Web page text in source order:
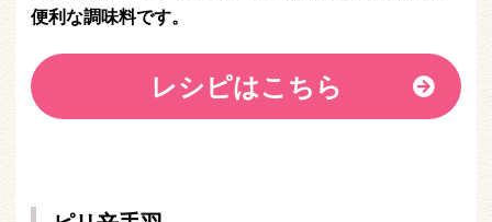
便利な調味料です。
レシピはこちら